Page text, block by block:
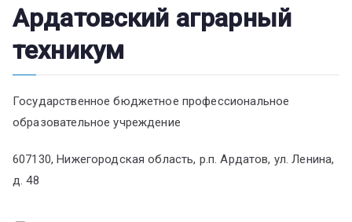
Ардатовский аграрный
техникум
Государственное бюджетное профессиональное
образовательное учреждение
607130, Нижегородская область, р.п. Ардатов, ул. Ленина,
д. 48